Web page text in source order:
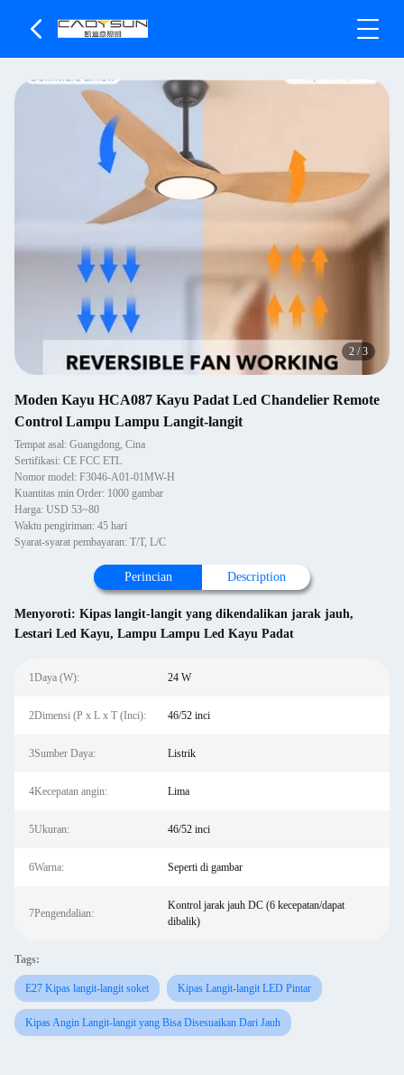
2 /3
Moden Kayu HCA087 Kayu Padat Led Chandelier Remote
Control Lampu Lampu Langit-langit
Tempat asal: Guangdong, Cina
Sertifikasi: CE FCC ETL
Nomor model: F3046-A01-01MW-H
Kuantitas min Order: 1000 gambar
Harga: USD 53~80
Waktu pengiriman: 45 hari
Syarat-syarat pembayaran: T/T, L/C
Perincian Description
Menyoroti: Kipas langit-langit yang dikendalikan jarak jauh,
Lestari Led Kayu, Lampu Lampu Led Kayu Padat
1Daya (W): 24 W
2Dimensi (P x L x T (Inci): 46/52 inci
3Sumber Daya: Listrik
4Kecepatan angin: Lima
5Ukuran: 46/52 inci
6Warna: Seperti di gambar
7Pengendalian:
Kontrol jarak jauh DC (6 kecepatan/dapat
dibalik)
Tags:
E27 Kipas langit-langit soket Kipas Langit-langit LED Pintar
Kipas Angin Langit-langit yang Bisa Disesuaikan Dari Jauh